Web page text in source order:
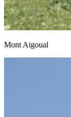
Mont Aigoual